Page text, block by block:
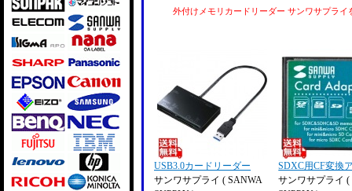
外付けメモリカードリーダー サンワサプライ
USB3.0カードリーダー
サンワサプライ ( SANWA
SDXC用CF変換
サンワサプライ (